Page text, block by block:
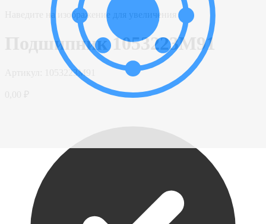
Наведите на изображение для увеличения
Подшипник 1053223M91
1053223M91